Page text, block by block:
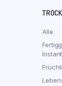
Alle